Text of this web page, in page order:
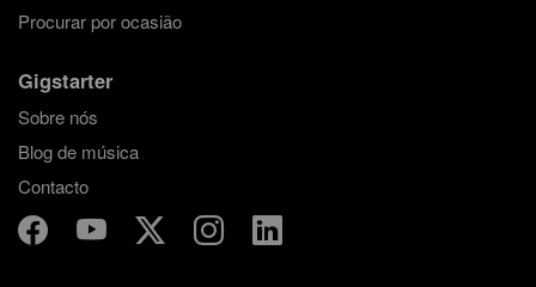
Procurar por ocasião
Gigstarter
Sobre nós
Blog de música
Contacto